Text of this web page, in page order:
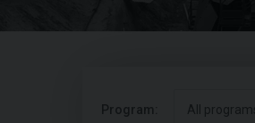
Program: All